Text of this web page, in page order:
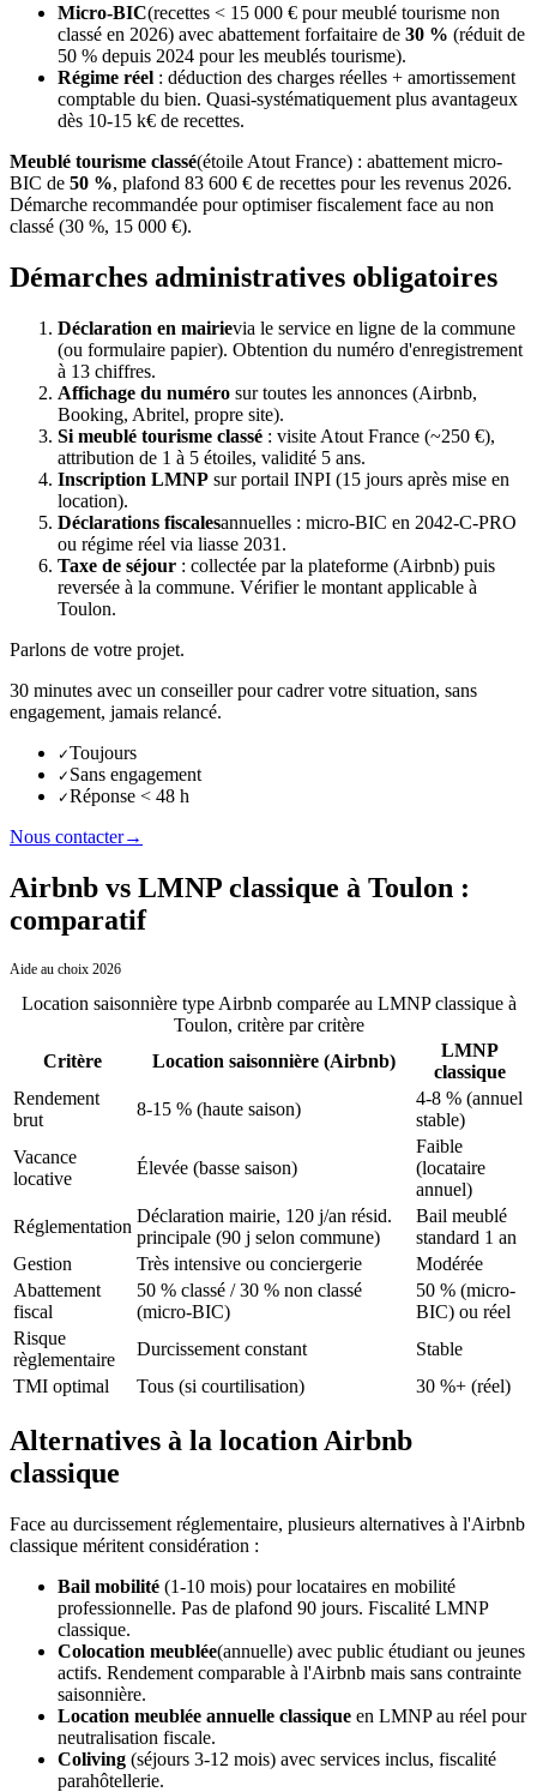
Micro-BIC(recettes < 15 000 € pour meublé tourisme non
classé en 2026) avec abattement forfaitaire de 30 % (réduit de
50 % depuis 2024 pour les meublés tourisme).
Régime réel : déduction des charges réelles + amortissement
comptable du bien. Quasi-systématiquement plus avantageux
dès 10-15 k€ de recettes.
Meublé tourisme classé(étoile Atout France) : abattement micro-
BIC de 50 %, plafond 83 600 € de recettes pour les revenus 2026.
Démarche recommandée pour optimiser fiscalement face au non
classé (30 %, 15 000 €).
Démarches administratives obligatoires
Déclaration en mairievia le service en ligne de la commune
(ou formulaire papier). Obtention du numéro d'enregistrement
à 13 chiffres.
Affichage du numéro sur toutes les annonces (Airbnb,
Booking, Abritel, propre site).
Si meublé tourisme classé : visite Atout France (~250 €),
attribution de 1 à 5 étoiles, validité 5 ans.
Inscription LMNP sur portail INPI (15 jours après mise en
location).
Déclarations fiscalesannuelles : micro-BIC en 2042-C-PRO
ou régime réel via liasse 2031.
Taxe de séjour : collectée par la plateforme (Airbnb) puis
reversée à la commune. Vérifier le montant applicable à
Toulon.
Parlons de votre projet.
30 minutes avec un conseiller pour cadrer votre situation, sans
engagement, jamais relancé.
✓Toujours
✓ Sans engagement
✓Réponse < 48 h
Nous contacter→
Airbnb vs LMNP classique à Toulon :
comparatif
Aide au choix 2026
Location saisonnière type Airbnb comparée au LMNP classique à
Toulon, critère par critère
Critère
Location saisonnière (Airbnb)
LMNP
classique
Rendement
brut
8-15 % (haute saison)
4-8 % (annuel
stable)
Vacance
locative
Élevée (basse saison)
Faible
(locataire
annuel)
Réglementation
Déclaration mairie, 120 j/an résid.
principale (90 j selon commune)
Bail meublé
standard 1 an
Gestion
Très intensive ou conciergerie
Modérée
Abattement
fiscal
50 % classé / 30 % non classé
(micro-BIC)
50 % (micro-
BIC) ou réel
Risque
règlementaire
Durcissement constant
Stable
TMI optimal
Tous (si courtilisation) 30 %+ (réel)
Alternatives à la location Airbnb
classique
Face au durcissement réglementaire, plusieurs alternatives à l'Airbnb
classique méritent considération :
Bail mobilité (1-10 mois) pour locataires en mobilité
professionnelle. Pas de plafond 90 jours. Fiscalité LMNP
classique.
Colocation meublée(annuelle) avec public étudiant ou jeunes
actifs. Rendement comparable à l'Airbnb mais sans contrainte
saisonnière.
Location meublée annuelle classique en LMNP au réel pour
neutralisation fiscale.
Coliving (séjours 3-12 mois) avec services inclus, fiscalité
parahôtellerie.